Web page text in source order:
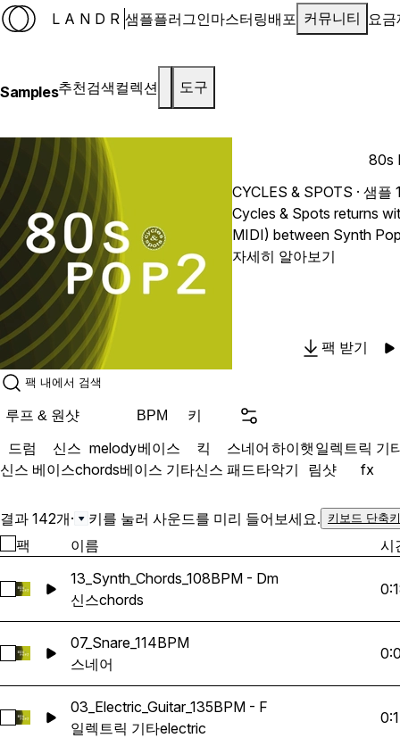
LANDR 샘플플러그인마스터링배포 커뮤니티 요금
Samples추천검색컬렉션 도구
80s
CYCLES & SPOTS · 샘플
Cycles & Spots returns
MIDI) between Synth
bigger and better. Put
well with this fine pack. Pack Contents: 217 Loop
Loops 31 Melody Loops
자세히 알아보기
팩 받기
루프 & 원샷 BPM 키
드럼 신스 melody베이스 킥 스네어 하이햇 일렉트릭 기
신스 베이스chords베이스 기타신스 패드타악기 림샷 fx
결과 142개· 키를 눌러 사운드를 미리 들어보세요. 키보드 단축
팩 이름 시
13_Synth_Chords_108BPM - Dm 선택
13_Synth_Chords_108BPM - Dm
신스chords
07_Snare_114BPM 선택
07_Snare_114BPM
스네어
03_Electric_Guitar_135BPM - F 선택
03_Electric_Guitar_135BPM - F
일렉트릭 기타electric